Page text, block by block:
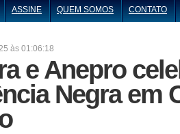
ASSINE QUEM SOMOS CONTATO
às 01:06:18
e Anepro
Negra em